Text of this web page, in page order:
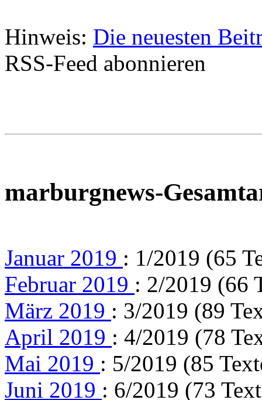
Hinweis: Die neuesten
RSS-Feed abonnieren
marburgnews-
Januar 2019 : 1/2019 (65
Februar 2019 : 2/2019 (66
März 2019 : 3/2019 (89
April 2019 : 4/2019 (78
Mai 2019 : 5/2019 (85
Juni 2019 : 6/2019 (73